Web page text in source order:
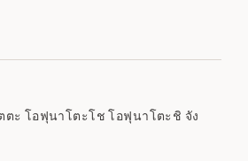
ตะ โอฟุนาโตะโช โอฟุนาโตะชิ จัง